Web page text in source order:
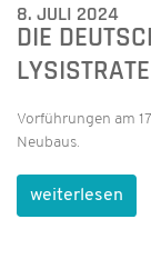
8. JULI 2024
DIE
LYSISTRATE
Vorführungen am
Neubaus.
weiterlesen